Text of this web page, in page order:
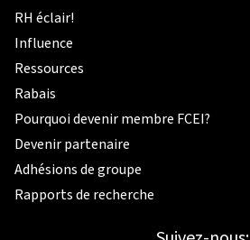
RH éclair!
Influence
Ressources
Rabais
Pourquoi devenir membre FCEI?
Devenir partenaire
Adhésions de groupe
Rapports de recherche